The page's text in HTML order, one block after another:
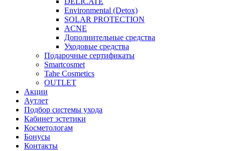
Environmental (Detox)
SOLAR PROTECTION
АCNE
Дополнительные средства
Уходовые средства
Подарочные сертификаты
Smartcosmet
Tahe Cosmetics
OUTLET
Акции
Аутлет
Подбор системы ухода
Кабинет эстетики
Косметологам
Бонусы
Контакты